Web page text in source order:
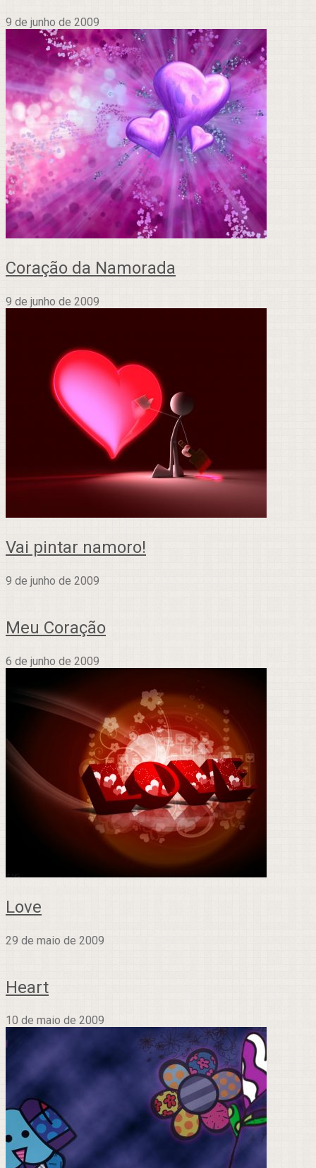
9 de junho de 2009
Coração da Namorada
9 de junho de 2009
Vai pintar namoro!
9 de junho de 2009
Meu Coração
6 de junho de 2009
Love
29 de maio de 2009
Heart
10 de maio de 2009